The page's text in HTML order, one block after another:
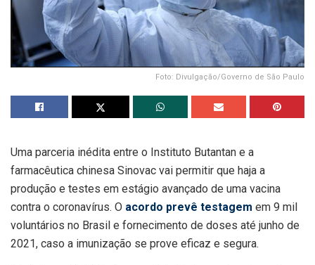
Foto: Divulgação/Governo de São Paulo
Uma parceria inédita entre o Instituto Butantan e a
farmacêutica chinesa Sinovac vai permitir que haja a
produção e testes em estágio avançado de uma vacina
contra o coronavírus. O acordo prevê testagem em 9 mil
voluntários no Brasil e fornecimento de doses até junho de
2021, caso a imunização se prove eficaz e segura.